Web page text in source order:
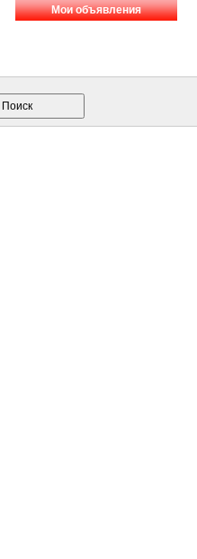
Мои объявления